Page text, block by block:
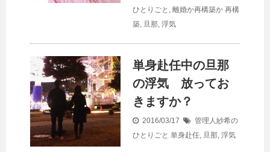
ひとりごと , 離婚か再構築か 再構
築, 旦那, 浮気
単身赴任中の旦那
の浮気 放ってお
きますか？
2016/03/17
管理人紗希の
ひとりごと 単身赴任, 旦那, 浮気